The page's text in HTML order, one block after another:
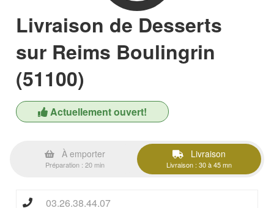
Livraison de Desserts
sur Reims Boulingrin
(51100)
Actuellement ouvert!
À emporter
Préparation : 20 min
Livraison
Livraison : 30 à 45 mn
03.26.38.44.07